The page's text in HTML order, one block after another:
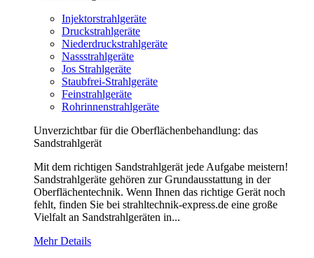
Injektorstrahlgeräte
Druckstrahlgeräte
Niederdruckstrahlgeräte
Nassstrahlgeräte
Jos Strahlgeräte
Staubfrei-Strahlgeräte
Feinstrahlgeräte
Rohrinnenstrahlgeräte
Unverzichtbar für die Oberflächenbehandlung: das
Sandstrahlgerät
Mit dem richtigen Sandstrahlgerät jede Aufgabe meistern!
Sandstrahlgeräte gehören zur Grundausstattung in der
Oberflächentechnik. Wenn Ihnen das richtige Gerät noch
fehlt, finden Sie bei strahltechnik-express.de eine große
Vielfalt an Sandstrahlgeräten in...
Mehr Details